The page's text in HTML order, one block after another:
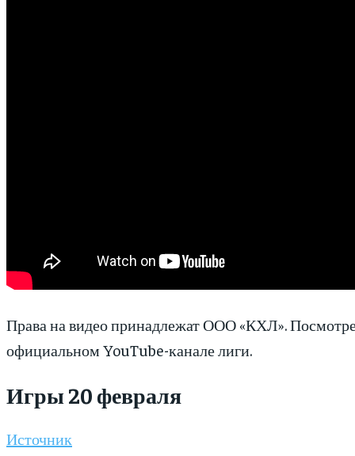
Права на видео принадлежат ООО «КХЛ».
официальном YouTube-канале лиги.
Игры 20 февраля
Источник